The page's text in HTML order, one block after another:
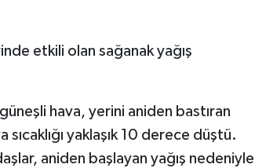
etkili olan sağanak yağış
hava, yerini aniden bastıran
sıcaklığı yaklaşık 10 derece düştü.
aniden başlayan yağış nedeniyle